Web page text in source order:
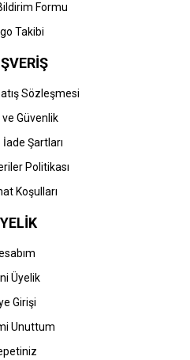
Formu
Takibi
Sözleşmesi
ve Güvenlik
Şartları
Politikası
Koşulları
Üyelik
Girişi
Unuttum